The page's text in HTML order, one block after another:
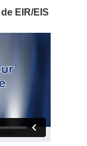
EIR/EIS